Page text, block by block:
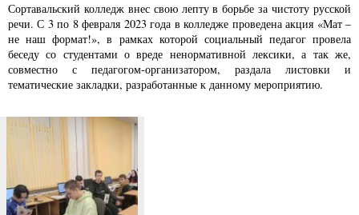
Сортавальский колледж внес свою лепту в борьбе за чистоту русской
речи. С 3 по 8 февраля 2023 года в колледже проведена акция «Мат –
не наш формат!», в рамках которой социальный педагог провела
беседу со студентами о вреде ненормативной лексики, а так же,
совместно с педагогом-организатором, раздала листовки и
тематические закладки, разработанные к данному мероприятию.